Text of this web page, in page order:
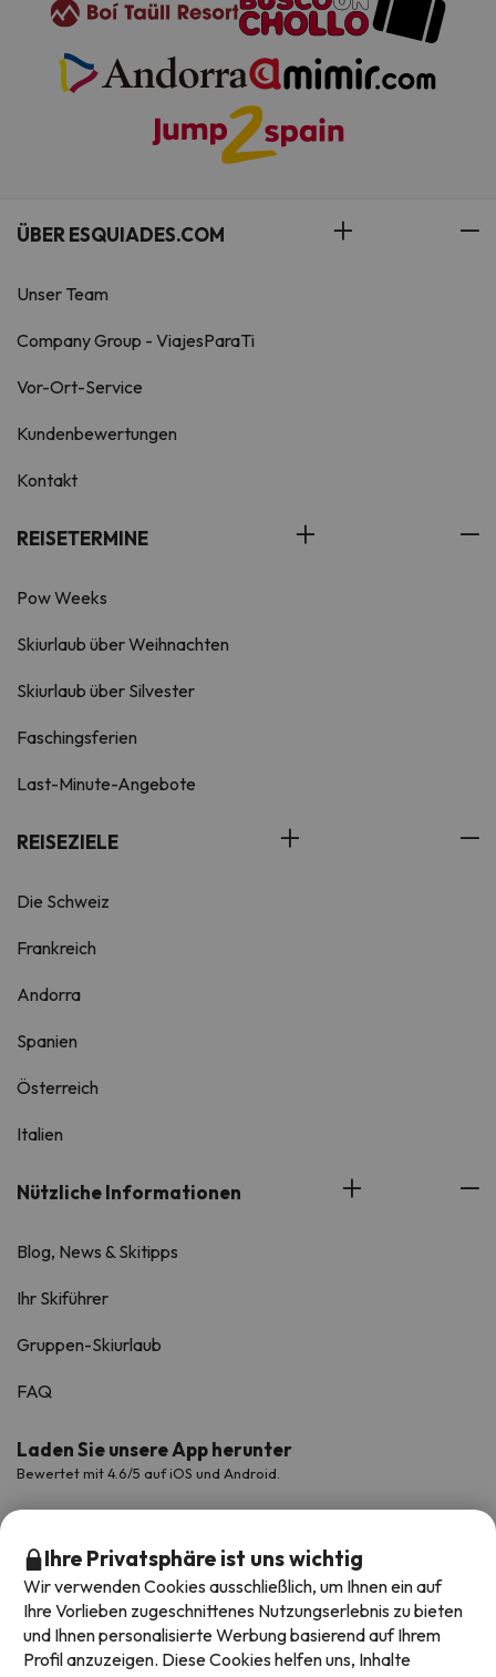
ÜBER ESQUIADES.COM
Unser Team
Company Group - ViajesParaTi
Vor-Ort-Service
Kundenbewertungen
Kontakt
REISETERMINE
Pow Weeks
Skiurlaub über Weihnachten
Skiurlaub über Silvester
Faschingsferien
Last-Minute-Angebote
REISEZIELE
Die Schweiz
Frankreich
Andorra
Spanien
Österreich
Italien
Nützliche Informationen
Blog, News & Skitipps
Ihr Skiführer
Gruppen-Skiurlaub
FAQ
Laden Sie unsere App herunter
Bewertet mit 4.6/5 auf iOS und Android.
Ihre Privatsphäre ist uns wichtig
Wir verwenden Cookies ausschließlich, um Ihnen ein auf
Ihre Vorlieben zugeschnittenes Nutzungserlebnis zu bieten
und Ihnen personalisierte Werbung basierend auf Ihrem
Profil anzuzeigen. Diese Cookies helfen uns, Inhalte